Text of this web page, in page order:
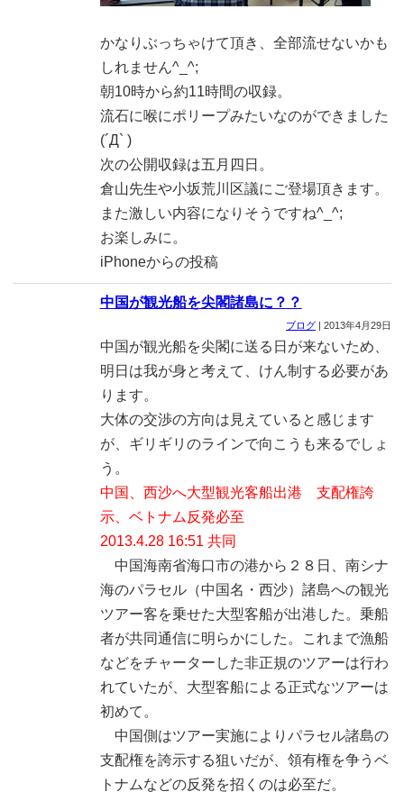
かなりぶっちゃけて頂き、全部流せないかも
しれません^_^;
朝10時から約11時間の収録。
流石に喉にポリープみたいなのができました
(´Д` )
次の公開収録は五月四日。
倉山先生や小坂荒川区議にご登場頂きます。
また激しい内容になりそうですね^_^;
お楽しみに。
iPhoneからの投稿
中国が観光船を尖閣諸島に？？
ブログ | 2013年4月29日
中国が観光船を尖閣に送る日が来ないため、
明日は我が身と考えて、けん制する必要があ
ります。
大体の交渉の方向は見えていると感じます
が、ギリギリのラインで向こうも来るでしょ
う。
中国、西沙へ大型観光客船出港 支配権誇
示、ベトナム反発必至
2013.4.28 16:51 共同
中国海南省海口市の港から２８日、南シナ
海のパラセル（中国名・西沙）諸島への観光
ツアー客を乗せた大型客船が出港した。乗船
者が共同通信に明らかにした。これまで漁船
などをチャーターした非正規のツアーは行わ
れていたが、大型客船による正式なツアーは
初めて。
中国側はツアー実施によりパラセル諸島の
支配権を誇示する狙いだが、領有権を争うベ
トナムなどの反発を招くのは必至だ。